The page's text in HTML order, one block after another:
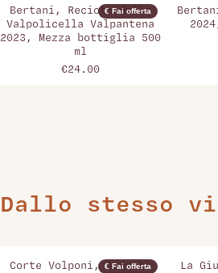
€ Fai offerta
Bertani, Recioto della
Valpolicella Valpantena
2023, Mezza bottiglia 500
ml
€24.00
Dallo stesso
€ Fai offerta
Corte Volponi, Amarone
La